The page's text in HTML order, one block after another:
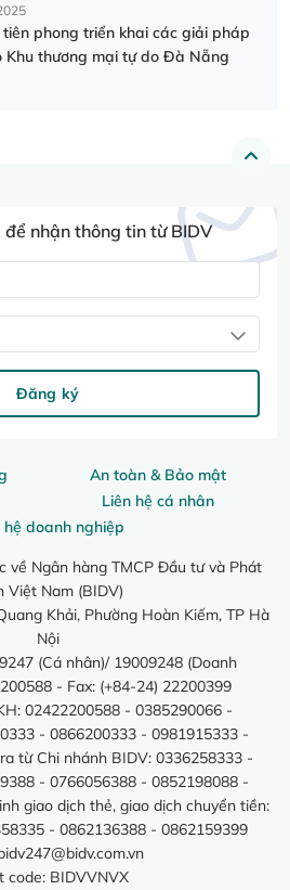
phong triển khai các giải pháp
Khu thương mại tự do Đà Nẵng
An toàn & Bảo mật
Liên hệ cá nhân
hệ doanh nghiệp
về Ngân hàng TMCP Đầu tư và Phát
Việt Nam (BIDV)
Khải, Phường Hoàn Kiếm, TP Hà
Nội
(Cá nhân)/ 19009248 (Doanh
- Fax: (+84-24) 22200399
02422200588 - 0385290066 -
- 0866200333 - 0981915333 -
từ Chi nhánh BIDV: 0336258333 -
- 0766056388 - 0852198088 -
giao dịch thẻ, giao dịch chuyển tiền:
- 0862136388 - 0862159399
code: BIDVVNVX
nhận thông tin từ BIDV
Đăng ký